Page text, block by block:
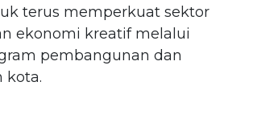
terus memperkuat sektor
ekonomi kreatif melalui
pembangunan dan
kota.